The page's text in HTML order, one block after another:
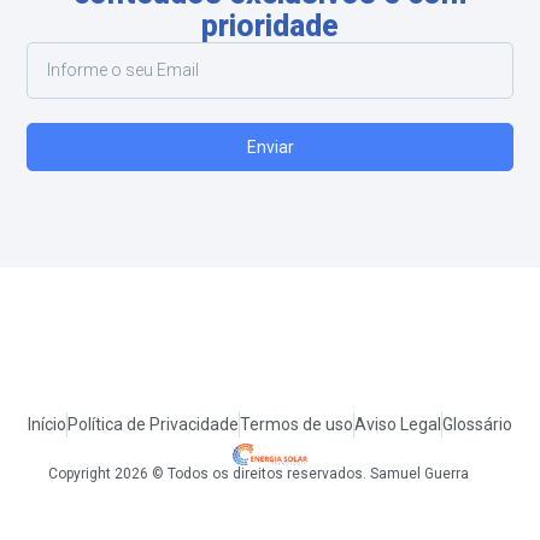
prioridade
Enviar
Início Política de PrivacidadeTermos de usoAviso Legal Glossário
Copyright 2026 © Todos os direitos reservados. Samuel Guerra